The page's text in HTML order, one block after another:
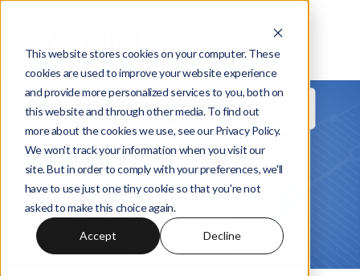
This website stores cookies on your computer. These
cookies are used to improve your website experience
and provide more personalized services to you, both on
this website and through other media. To find out
more about the cookies we use, see our Privacy Policy.
We won't track your information when you visit our
site. But in order to comply with your preferences, we'll
have to use just one tiny cookie so that you're not
asked to make this choice again.
Accept Decline